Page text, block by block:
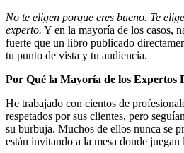
No te eligen porque eres bueno. Te
experto. Y en la mayoría de los casos,
fuerte que un libro publicado
tu punto de vista y tu audiencia.
Por Qué la Mayoría de los Expertos
He trabajado con cientos de
respetados por sus clientes, pero
su burbuja. Muchos de ellos nunca se
están invitando a la mesa donde juegan